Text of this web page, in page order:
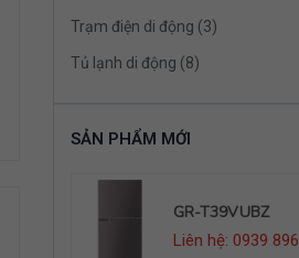
Trạm điện di động (3)
Tủ lạnh di động (8)
SẢN PHẨM MỚI
GR-T39VUBZ
Liên hệ: 0939 896